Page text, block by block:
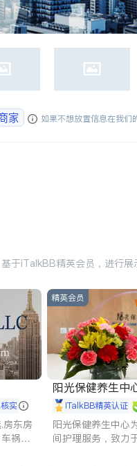
家 如果不想放置信息在我们
于iTalkBB精英会员，进行展
实
房东房
祸重
精英会员
阳光保健养生中
iTalkBB精英认证
阳光保健养生中心
间护理服务，致力